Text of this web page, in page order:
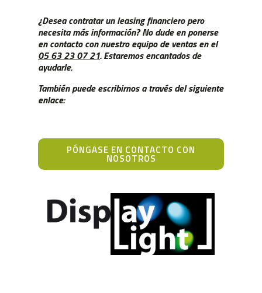
¿Desea contratar un leasing financiero pero
necesita más información? No dude en ponerse
en contacto con nuestro equipo de ventasen el
05 63 23 07 21.Estaremos encantados de
ayudarle.
También puede escribirnos a través del siguiente
enlace:
PÓNGASE EN CONTACTO CON
NOSOTROS